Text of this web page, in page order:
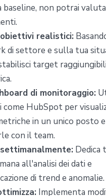
baseline, non potrai
realistici:
di settore e sulla tua
target
di monitoraggio:
HubSpot per
in un unico posto e
con il team.
Dedica
all'analisi dei dati e
di trend e anomalie.
Implementa